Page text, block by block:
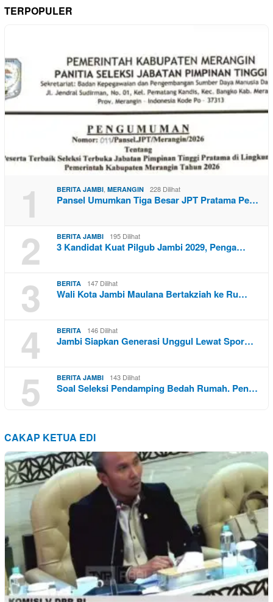
TERPOPULER
1 BERITA JAMBI MERANGIN 228 Dilihat
Pansel Umumkan Tiga Besar JPT Pratama Pe…
2 BERITA JAMBI 195 Dilihat
3 Kandidat Kuat Pilgub Jambi 2029, Penga…
3 BERITA 147 Dilihat
Wali Kota Jambi Maulana Bertakziah ke Ru…
4 BERITA 146 Dilihat
Jambi Siapkan Generasi Unggul Lewat Spor…
5 BERITA JAMBI 143 Dilihat
Soal Seleksi Pendamping Bedah Rumah. Pen…
CAKAP KETUA EDI